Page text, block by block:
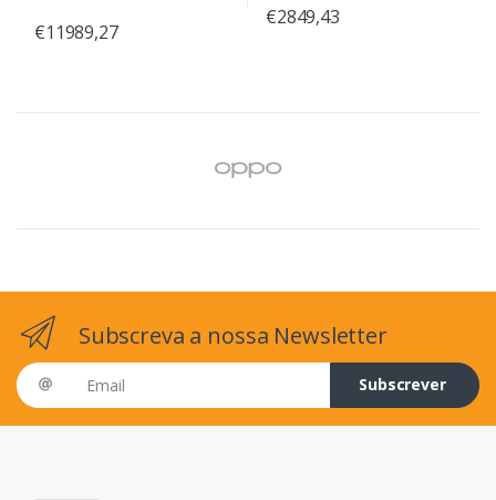
€11989,27
€2849,43
Subscreva a nossa Newsletter
Email address
Subscrever